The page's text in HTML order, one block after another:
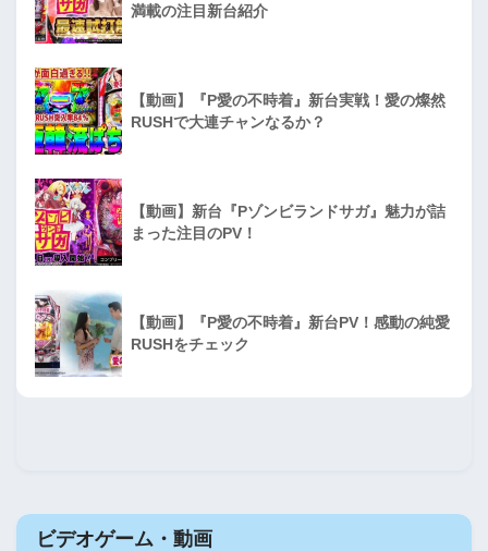
満載の注目新台紹介
【動画】『P愛の不時着』新台実戦！愛の燦然
RUSHで大連チャンなるか？
【動画】新台『Pゾンビランドサガ』魅力が詰
まった注目のPV！
【動画】『P愛の不時着』新台PV！感動の純愛
RUSHをチェック
ビデオゲーム・動画